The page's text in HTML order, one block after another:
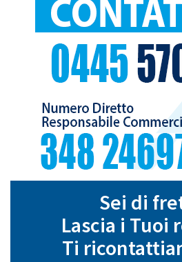
Sei di
Lascia i Tuoi
Ti